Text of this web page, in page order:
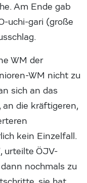
Am Ende gab
uchi-gari (große
WM der
WM nicht zu
sich an das
die kräftigeren,
kein Einzelfall.
urteilte ÖJV-
nochmals zu